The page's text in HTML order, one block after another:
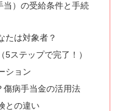
当）の受給条件と手続
たは対象者？
ステップで完了！）
ション
傷病手当金の活用法
との違い